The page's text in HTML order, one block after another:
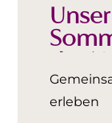
Unser
der
erleben